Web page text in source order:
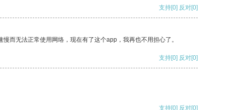
支持[0] 反对[0]
而无法正常使用网络，现在有了这个app，我再也不用担心了。
支持[0] 反对[0]
支持[0] 反对[0]